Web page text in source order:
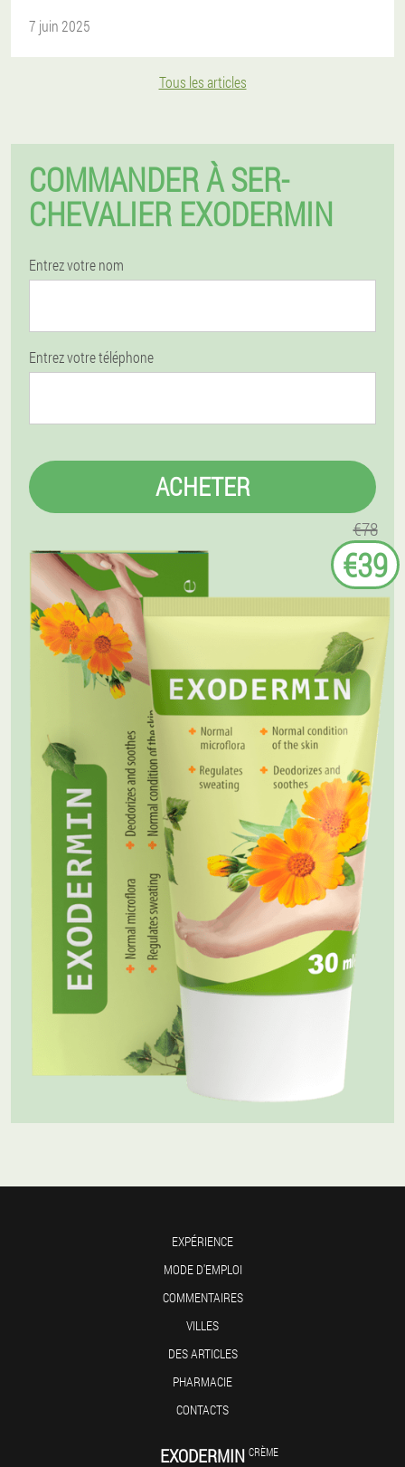
7 juin 2025
Tous les articles
COMMANDER À SER-
CHEVALIER EXODERMIN
Entrez votre nom
Entrez votre téléphone
ACHETER
€78
€39
EXPÉRIENCE
MODE D'EMPLOI
COMMENTAIRES
VILLES
DES ARTICLES
PHARMACIE
CONTACTS
EXODERMIN CRÈME